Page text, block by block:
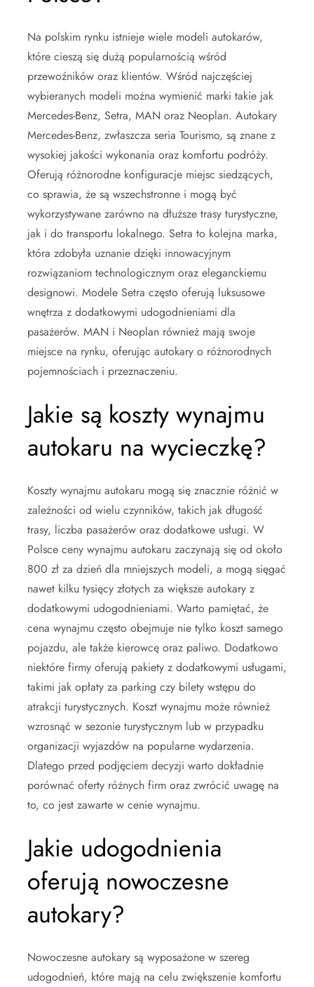
Na polskim rynku istnieje wiele modeli autokarów,
które cieszą się dużą popularnością wśród
przewoźników oraz klientów. Wśród najczęściej
wybieranych modeli można wymienić marki takie jak
Mercedes-Benz, Setra, MAN oraz Neoplan. Autokary
Mercedes-Benz, zwłaszcza seria Tourismo, są znane z
wysokiej jakości wykonania oraz komfortu podróży.
Oferują różnorodne konfiguracje miejsc siedzących,
co sprawia, że są wszechstronne i mogą być
wykorzystywane zarówno na dłuższe trasy turystyczne,
jak i do transportu lokalnego. Setra to kolejna marka,
która zdobyła uznanie dzięki innowacyjnym
rozwiązaniom technologicznym oraz eleganckiemu
designowi. Modele Setra często oferują luksusowe
wnętrza z dodatkowymi udogodnieniami dla
pasażerów. MAN i Neoplan również mają swoje
miejsce na rynku, oferując autokary o różnorodnych
pojemnościach i przeznaczeniu.
Jakie są koszty wynajmu
autokaru na wycieczkę?
Koszty wynajmu autokaru mogą się znacznie różnić w
zależności od wielu czynników, takich jak długość
trasy, liczba pasażerów oraz dodatkowe usługi. W
Polsce ceny wynajmu autokaru zaczynają się od około
800 zł za dzień dla mniejszych modeli, a mogą sięgać
nawet kilku tysięcy złotych za większe autokary z
dodatkowymi udogodnieniami. Warto pamiętać, że
cena wynajmu często obejmuje nie tylko koszt samego
pojazdu, ale także kierowcę oraz paliwo. Dodatkowo
niektóre firmy oferują pakiety z dodatkowymi usługami,
takimi jak opłaty za parking czy bilety wstępu do
atrakcji turystycznych. Koszt wynajmu może również
wzrosnąć w sezonie turystycznym lub w przypadku
organizacji wyjazdów na popularne wydarzenia.
Dlatego przed podjęciem decyzji warto dokładnie
porównać oferty różnych firm oraz zwrócić uwagę na
to, co jest zawarte w cenie wynajmu.
Jakie udogodnienia
oferują nowoczesne
autokary?
Nowoczesne autokary są wyposażone w szereg
udogodnień, które mają na celu zwiększenie komfortu